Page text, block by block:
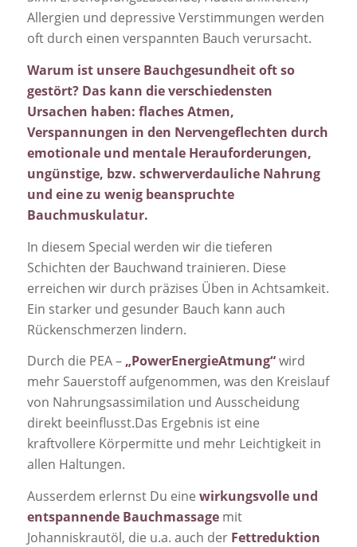
Allergien und depressive Verstimmungen werden
oft durch einen verspannten Bauch verursacht.
Warum ist unsere Bauchgesundheit oft so
gestört? Das kann die verschiedensten
Ursachen haben: flaches Atmen,
Verspannungen in den Nervengeflechten durch
emotionale und mentale Herauforderungen,
ungünstige, bzw. schwerverdauliche Nahrung
und eine zu wenig beanspruchte
Bauchmuskulatur.
In diesem Special werden wir die tieferen
Schichten der Bauchwand trainieren. Diese
erreichen wir durch präzises Üben in Achtsamkeit.
Ein starker und gesunder Bauch kann auch
Rückenschmerzen lindern.
Durch die PEA – „PowerEnergieAtmung“wird
mehr Sauerstoff aufgenommen, was den Kreislauf
von Nahrungsassimilation und Ausscheidung
direkt beeinflusst.Das Ergebnis ist eine
kraftvollere Körpermitte und mehr Leichtigkeit in
allen Haltungen.
Ausserdem erlernst Du eine wirkungsvolle und
entspannende Bauchmassagemit
Johanniskrautöl, die u.a. auch der Fettreduktion